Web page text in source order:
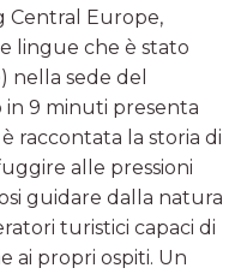
Central Europe,
lingue che è stato
nella sede del
9 minuti presenta
raccontata la storia di
alle pressioni
guidare dalla natura
turistici capaci di
ai propri ospiti. Un